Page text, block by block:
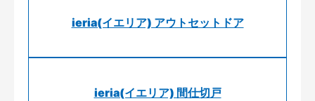
ieria(イエリア) アウトセットドア
ieria(イエリア) 間仕切戸